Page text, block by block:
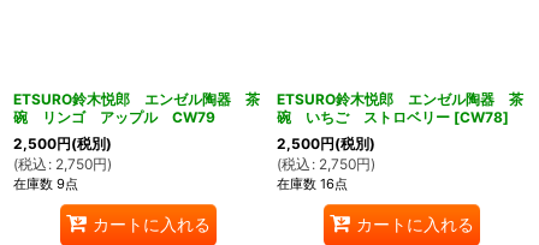
ETSURO鈴木悦郎 エンゼル陶器 茶
碗 リンゴ アップル CW79
2,500円(税別)
(税込 : 2,750円)
在庫数 9点
カートに入れる
ETSURO鈴木悦郎 エンゼル陶器 茶
碗 いちご ストロベリー [CW78]
2,500円(税別)
(税込 : 2,750円)
在庫数 16点
カートに入れる